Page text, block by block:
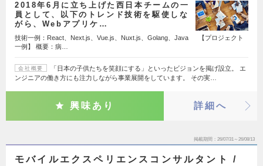
2018年6月に立ち上げた西日本チームの一
員として、以下のトレンド技術を駆使しな
がら、Webアプリケ…
技術一例：React、Next.js、Vue.js、Nuxt.js、Golang、Java 【プロジェクト
一例】 概要：病…
会社概要
「日本の子供たちを笑顔にする」といったビジョンを掲げ設立。 エ
ンジニアの働き方にも注力しながら事業展開をしています。 その実…
興味あり 詳細へ
掲載期間 26/07/31～26/08/13
モバイルエクスペリエンスコンサルタント /